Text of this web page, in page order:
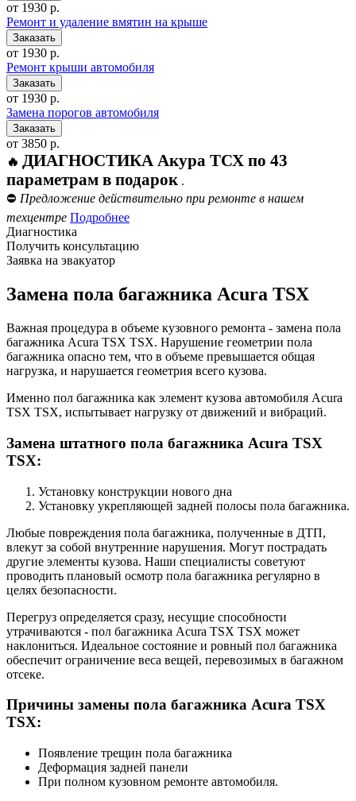
от 1930 р.
Ремонт и удаление вмятин на крыше
от 1930 р.
Ремонт крыши автомобиля
от 1930 р.
Замена порогов автомобиля
от 3850 р.
🔥 ДИАГНОСТИКА Акура ТСХ по 43
параметрам в подарок .
⛔ Предложение действительно при ремонте в нашем
техцентре Подробнее
Диагностика
Получить консультацию
Заявка на эвакуатор
Замена пола багажника Acura TSX
Важная процедура в объеме кузовного ремонта - замена пола
багажника Acura TSX TSX. Нарушение геометрии пола
багажника опасно тем, что в объеме превышается общая
нагрузка, и нарушается геометрия всего кузова.
Именно пол багажника как элемент кузова автомобиля Acura
TSX TSX, испытывает нагрузку от движений и вибраций.
Замена штатного пола багажника Acura TSX
TSX:
Установку конструкции нового дна
Установку укрепляющей задней полосы пола багажника.
Любые повреждения пола багажника, полученные в ДТП,
влекут за собой внутренние нарушения. Могут пострадать
другие элементы кузова. Наши специалисты советуют
проводить плановый осмотр пола багажника регулярно в
целях безопасности.
Перегруз определяется сразу, несущие способности
утрачиваются - пол багажника Acura TSX TSX может
наклониться. Идеальное состояние и ровный пол багажника
обеспечит ограничение веса вещей, перевозимых в багажном
отсеке.
Причины замены пола багажника Acura TSX
TSX:
Появление трещин пола багажника
Деформация задней панели
При полном кузовном ремонте автомобиля.